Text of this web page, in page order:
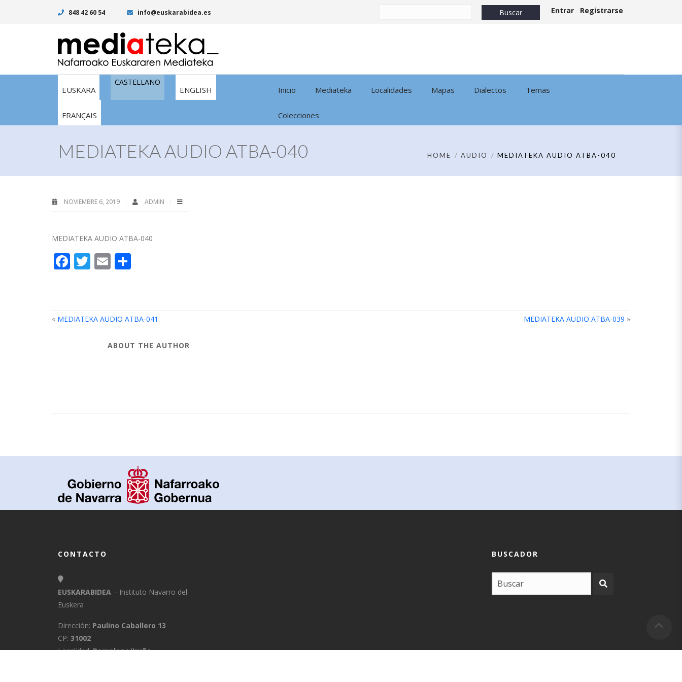
848 42 60 54 info@euskarabidea.es Entrar Registrarse
EUSKARA
CASTELLANO
ENGLISH
FRANÇAIS
Inicio Mediateka Localidades Mapas Dialectos Temas
Colecciones
MEDIATEKA AUDIO ATBA-040 HOME AUDIO MEDIATEKA AUDIO ATBA-040
NOVIEMBRE 6, 2019 ADMIN
MEDIATEKA AUDIO ATBA-040
Facebook
Twitter
Email
« MEDIATEKA AUDIO ATBA-041 MEDIATEKA AUDIO ATBA-039 »
ABOUT THE AUTHOR
CONTACTO
EUSKARABIDEA – Instituto Navarro del
Euskera
Dirección: Paulino Caballero 13
CP: 31002
Localidad:Pamplona/Iruña
BUSCADOR